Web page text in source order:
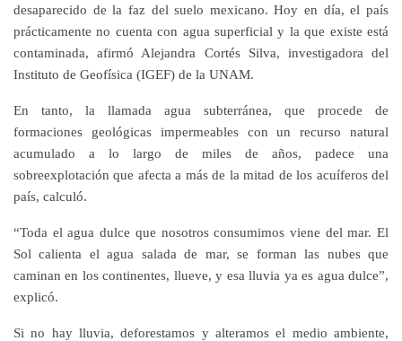
desaparecido de la faz del suelo mexicano. Hoy en día, el país
prácticamente no cuenta con agua superficial y la que existe está
contaminada, afirmó Alejandra Cortés Silva, investigadora del
Instituto de Geofísica (IGEF) de la UNAM.
En tanto, la llamada agua subterránea, que procede de
formaciones geológicas impermeables con un recurso natural
acumulado a lo largo de miles de años, padece una
sobreexplotación que afecta a más de la mitad de los acuíferos del
país, calculó.
“Toda el agua dulce que nosotros consumimos viene del mar. El
Sol calienta el agua salada de mar, se forman las nubes que
caminan en los continentes, llueve, y esa lluvia ya es agua dulce”,
explicó.
Si no hay lluvia, deforestamos y alteramos el medio ambiente,